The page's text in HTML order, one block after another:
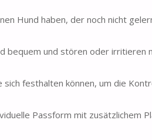
Hund haben, der noch nicht
bequem und stören oder irritieren
festhalten können, um die
Passform mit zusätzlichem